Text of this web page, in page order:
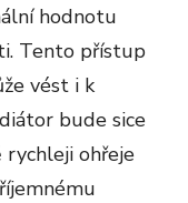
hodnotu
Tento přístup
vést i k
bude sice
ohřeje